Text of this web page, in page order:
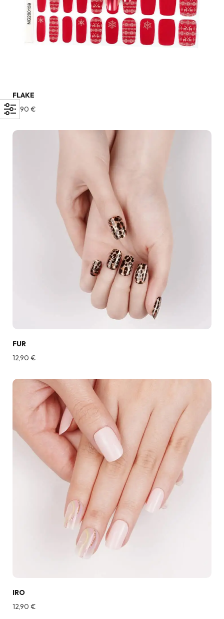
FLAKE
12,90 €
FUR
12,90 €
IRO
12,90 €